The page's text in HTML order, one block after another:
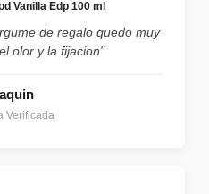
Vanilla Edp 100 ml
de regalo quedo muy
olor y la fijacion"
Verificada